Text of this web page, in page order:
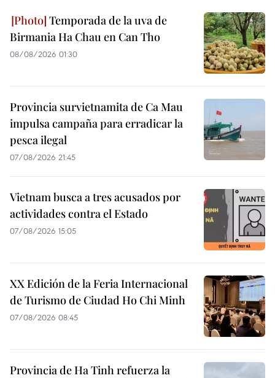
Temporada de la uva de
Birmania Ha Chau en Can Tho
08/08/2026 01:30
Provincia survietnamita de Ca Mau
impulsa campaña para erradicar la
pesca ilegal
07/08/2026 21:45
Vietnam busca a tres acusados por
actividades contra el Estado
07/08/2026 15:05
XX Edición de la Feria Internacional
de Turismo de Ciudad Ho Chi Minh
07/08/2026 08:45
Provincia de Ha Tinh refuerza la